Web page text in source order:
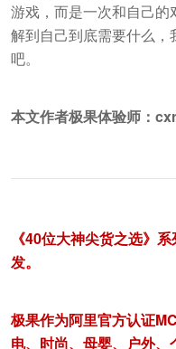
游戏，而是一次和自己
解到自己到底需要什么
吧。
本文作者极果体验师：
《40位大神尖货之选》
发。
极果作为阿里官方认证
电、时尚、母婴、户外